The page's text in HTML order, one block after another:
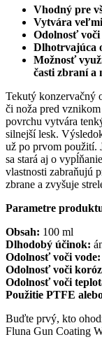
Coating
Waffenpflege
Vhodný pre
Vytvára
Odolnosť
Dlhotrvajúca
Možnosť
časti zbraní a
Tekutý konzervačný
či noža pred
povrchu vytvára
silnejší lesk.
už po prvom použití.
sa stará aj o
vlastnosti zabraňujú
zbrane a zvyšuje
Parametre
Obsah: 100 ml
Dlhodobý účinok:
Odolnosť voči vode:
Odolnosť voči
Odolnosť voči
Použitie PTFE
Buďte prvý, kto
Fluna Gun Coating